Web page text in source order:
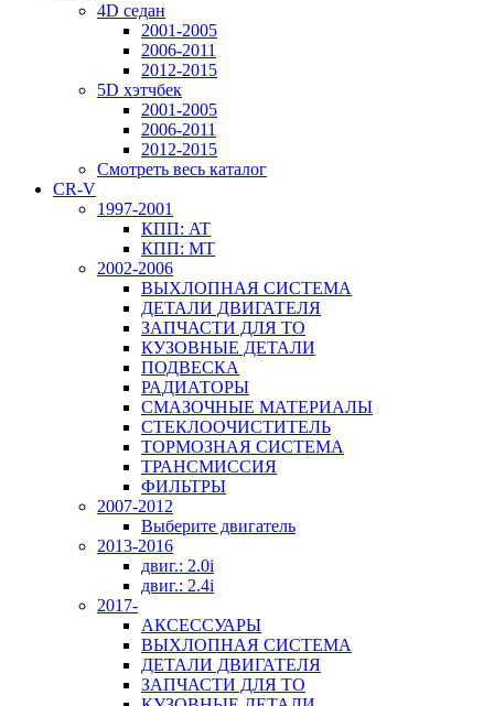
4D седан
2001-2005
2006-2011
2012-2015
5D хэтчбек
2001-2005
2006-2011
2012-2015
Смотреть весь каталог
CR-V
1997-2001
КПП: AT
КПП: MT
2002-2006
ВЫХЛОПНАЯ СИСТЕМА
ДЕТАЛИ ДВИГАТЕЛЯ
ЗАПЧАСТИ ДЛЯ ТО
КУЗОВНЫЕ ДЕТАЛИ
ПОДВЕСКА
РАДИАТОРЫ
СМАЗОЧНЫЕ МАТЕРИАЛЫ
СТЕКЛООЧИСТИТЕЛЬ
ТОРМОЗНАЯ СИСТЕМА
ТРАНСМИССИЯ
ФИЛЬТРЫ
2007-2012
Выберите двигатель
2013-2016
двиг.: 2.0i
двиг.: 2.4i
2017-
АКСЕССУАРЫ
ВЫХЛОПНАЯ СИСТЕМА
ДЕТАЛИ ДВИГАТЕЛЯ
ЗАПЧАСТИ ДЛЯ ТО